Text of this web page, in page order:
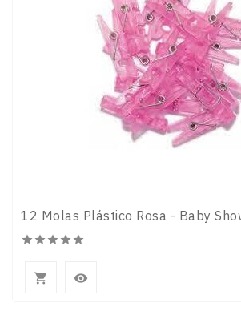
12 Molas Plástico Rosa - Baby

 